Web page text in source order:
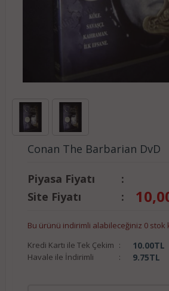
Conan The Barbarian DvD
Piyasa Fiyatı
:
Site Fiyatı
:
Bu ürünü indirimli alabileceğiniz 0 stok
Kredi Kartı ile Tek Çekim : 10.00TL
Havale ile İndirimli : 9.75TL